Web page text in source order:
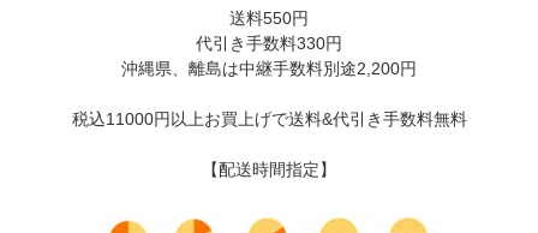
送料550円
代引き手数料330円
沖縄県、離島は中継手数料別途2,200円
税込11000円以上お買上げで送料&代引き手数料無料
【配送時間指定】